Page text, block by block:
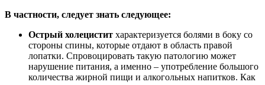
В частности, следует знать следующее:
Острый холецистит характеризуется болями в боку со
стороны спины, которые отдают в область правой
лопатки. Спровоцировать такую патологию может
нарушение питания, а именно – употребление большого
количества жирной пищи и алкогольных напитков. Как